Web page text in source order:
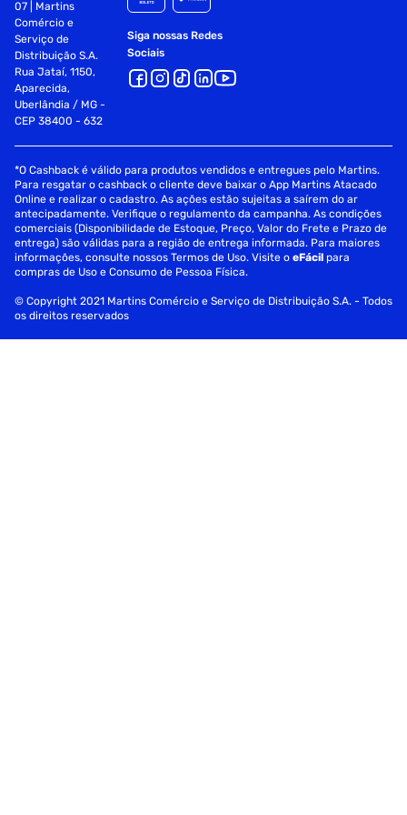
07 | Martins
Comércio e
Serviço de
Distribuição S.A.
Rua Jataí, 1150,
Aparecida,
Uberlândia / MG -
CEP 38400 - 632
Siga nossas Redes
Sociais
*O Cashback é válido para produtos vendidos e entregues pelo Martins.
Para resgatar o cashback o cliente deve baixar o App Martins Atacado
Online e realizar o cadastro. As ações estão sujeitas a saírem do ar
antecipadamente. Verifique o regulamento da campanha. As condições
comerciais (Disponibilidade de Estoque, Preço, Valor do Frete e Prazo de
entrega) são válidas para a região de entrega informada. Para maiores
informações, consulte nossos Termos de Uso. Visite oeFácil para
compras de Uso e Consumo de Pessoa Física.
© Copyright 2021 Martins Comércio e Serviço de Distribuição S.A. - Todos
os direitos reservados